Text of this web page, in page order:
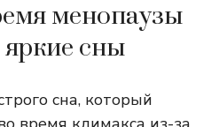
менопаузы
яркие сны
сна, который